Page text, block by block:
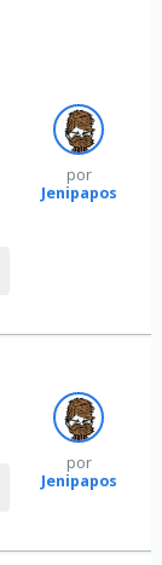
por
Jenipapos
por
Jenipapos